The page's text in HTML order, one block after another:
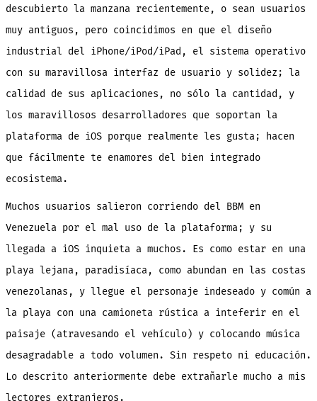
descubierto la manzana recientemente, o sean usuarios
muy antiguos, pero coincidimos en que el diseño
industrial del iPhone/iPod/iPad, el sistema operativo
con su maravillosa interfaz de usuario y solidez; la
calidad de sus aplicaciones, no sólo la cantidad, y
los maravillosos desarrolladores que soportan la
plataforma de iOS porque realmente les gusta; hacen
que fácilmente te enamores del bien integrado
ecosistema.
Muchos usuarios salieron corriendo del BBM en
Venezuela por el mal uso de la plataforma; y su
llegada a iOS inquieta a muchos. Es como estar en una
playa lejana, paradisíaca, como abundan en las costas
venezolanas, y llegue el personaje indeseado y común a
la playa con una camioneta rústica a inteferir en el
paisaje (atravesando el vehículo) y colocando música
desagradable a todo volumen. Sin respeto ni educación.
Lo descrito anteriormente debe extrañarle mucho a mis
lectores extranjeros.